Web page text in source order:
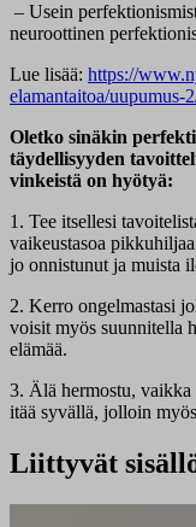
– Usein
neuroottinen
Lue lisää: https://
elamantaitoa/uupumus-
Oletko sinäkin
täydellisyyden
vinkeistä on hyötyä:
1. Tee itsellesi
vaikeustasoa
jo onnistunut ja muista
2. Kerro ongelmastasi
voisit myös suunnitella
elämää.
3. Älä hermostu,
itää syvällä, jolloin
Liittyvät